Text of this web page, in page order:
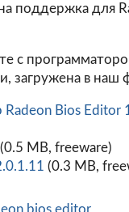
поддержка для
с
загружена в наш
Radeon Bios Editor
(0.5 MB, freeware)
(0.3 MB,